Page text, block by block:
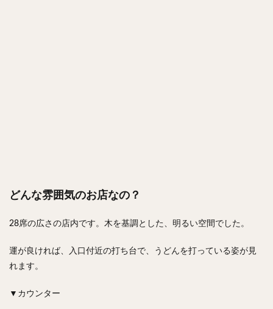
どんな雰囲気のお店なの？
28席の広さの店内です。木を基調とした、明るい空間でした。
運が良ければ、入口付近の打ち台で、うどんを打っている姿が見
れます。
▼カウンター